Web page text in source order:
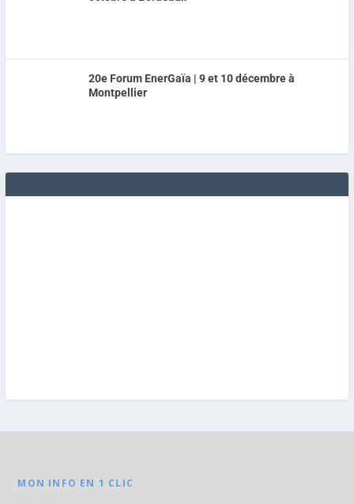
20e Forum EnerGaïa | 9 et 10 décembre à
Montpellier
MON INFO EN 1 CLIC